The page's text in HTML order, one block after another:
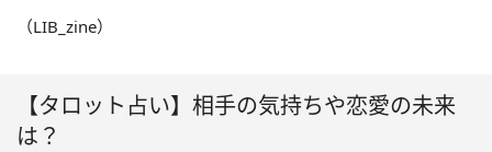
（LIB_zine）
【タロット占い】相手の気持ちや恋愛の未来
は？